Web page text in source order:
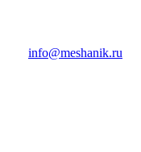
info@meshanik.ru